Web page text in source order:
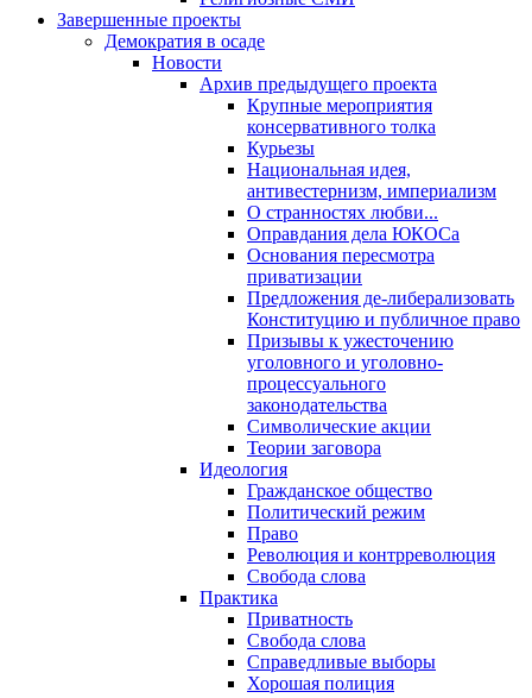
Завершенные проекты
Демократия в осаде
Новости
Архив предыдущего проекта
Крупные мероприятия
консервативного толка
Курьезы
Национальная идея,
антивестернизм, империализм
О странностях любви...
Оправдания дела ЮКОСа
Основания пересмотра
приватизации
Предложения де-либерализовать
Конституцию и публичное право
Призывы к ужесточению
уголовного и уголовно-
процессуального
законодательства
Символические акции
Теории заговора
Идеология
Гражданское общество
Политический режим
Право
Революция и контрреволюция
Свобода слова
Практика
Приватность
Свобода слова
Справедливые выборы
Хорошая полиция